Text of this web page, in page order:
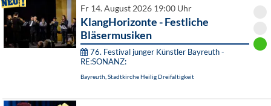
Fr 14. August 2026 19:00 Uhr
KlangHorizonte - Festliche
Bläsermusiken
76. Festival junger Künstler Bayreuth -
RE:SONANZ:
Bayreuth, Stadtkirche Heilig Dreifaltigkeit